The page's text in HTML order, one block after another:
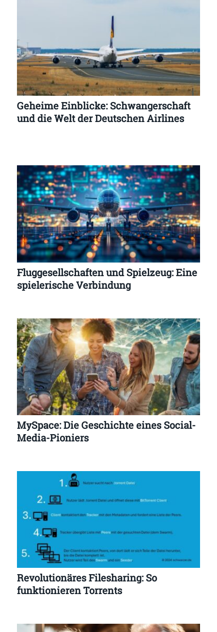
Geheime Einblicke: Schwangerschaft
und die Welt der Deutschen Airlines
Fluggesellschaften und Spielzeug: Eine
spielerische Verbindung
MySpace: Die Geschichte eines Social-
Media-Pioniers
Revolutionäres Filesharing: So
funktionieren Torrents